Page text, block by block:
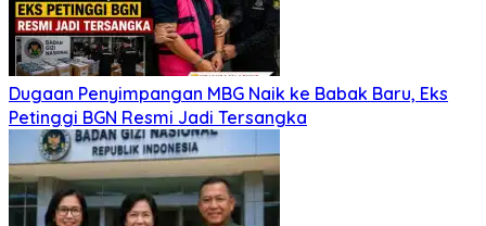
Dugaan Penyimpangan MBG Naik ke Babak Baru, Eks
Petinggi BGN Resmi Jadi Tersangka